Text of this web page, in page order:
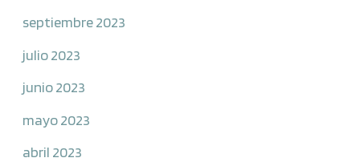
septiembre 2023
julio 2023
junio 2023
mayo 2023
abril 2023